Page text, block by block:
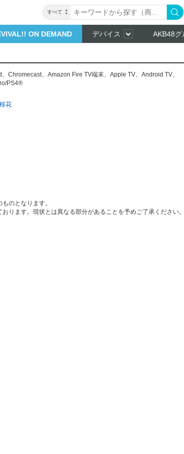
すべて
ON DEMAND デバイス AKB48グ
、 Chromecast、 Amazon Fire TV端末、 Apple TV、 Android TV、
PS4®
花
のとなります。
ります。現状とは異なる部分があることを予めご了承ください。